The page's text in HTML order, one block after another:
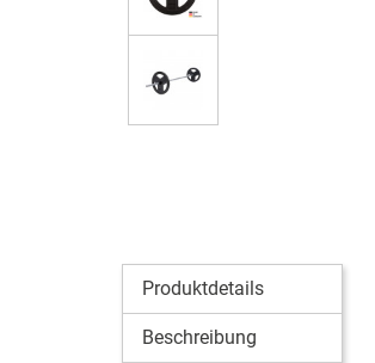
Produktdetails
Beschreibung